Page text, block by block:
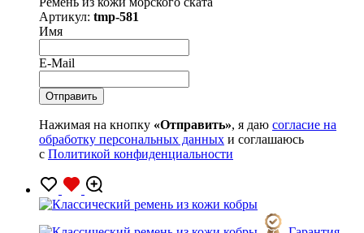
Артикул: tmp-581
Имя
E-Mail
Нажимая на кнопку «Отправить», я даю согласие на
обработку персональных данных и соглашаюсь
с Политикой конфиденциальности